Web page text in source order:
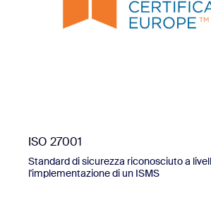
ISO 27001
Standard di sicurezza riconosciuto a
l'implementazione di un ISMS